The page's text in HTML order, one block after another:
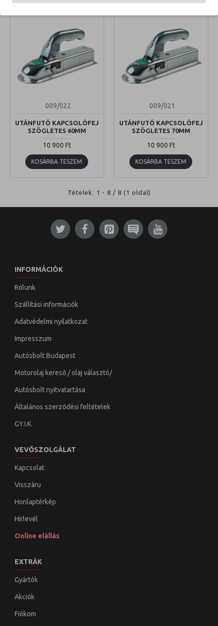
009/022
UTÁNFUTÓ KAPCSOLÓFEJ
SZÖGLETES 60MM
10 900 Ft
KOSÁRBA TESZEM
009/021
UTÁNFUTÓ KAPCSOLÓFEJ
SZÖGLETES 70MM
10 900 Ft
KOSÁRBA TESZEM
Tételek: 1 - 8 / 8 (1 oldal)
INFORMÁCIÓK
Rólunk
Szállítási információk
Adatvédelmi nyilatkozat
Impresszum
Autósbolt Budapest
Motorolaj kereső / olaj választó/
Autósbolt nyitvatartása
Általános szerződési feltételek
GY.I.K.
VEVŐSZOLGÁLAT
Kapcsolat
Visszáru
Honlaptérkép
Hírlevél
Online elállás
EXTRÁK
Gyártók
Akciók
Fiókom